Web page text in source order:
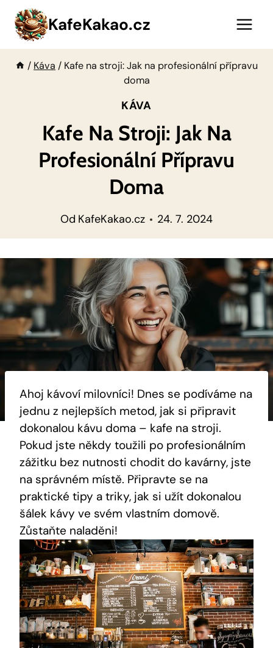
Přeskočit
obsah
KafeKakao.cz
/ Káva / Kafe na stroji: Jak na profesionální přípravu
doma
KÁVA
Kafe Na Stroji: Jak Na
Profesionální Přípravu
Doma
Od KafeKakao.cz 24. 7. 2024
Ahoj kávoví milovníci! Dnes se podíváme na
jednu z nejlepších metod, jak si připravit
dokonalou kávu doma – kafe na stroji.
Pokud jste někdy toužili po profesionálním
zážitku bez nutnosti chodit do kavárny, jste
na správném místě. Připravte se na
praktické tipy a triky, jak si užít dokonalou
šálek kávy ve svém vlastním domově.
Zůstaňte naladěni!